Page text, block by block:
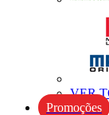
VER
Promoções